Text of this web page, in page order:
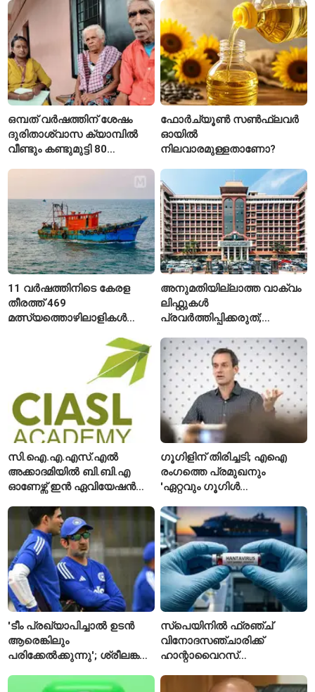
ഒമ്പത് വർഷത്തിന് ശേഷം
ദുരിതാശ്വാസ ക്യാമ്പിൽ
വീണ്ടും കണ്ടുമുട്ടി 80
ഫോർച്യൂൺ സൺഫ്ലവർ
ഓയിൽ
നിലവാരമുള്ളതാണോ?
11 വർഷത്തിനിടെ കേരള
തീരത്ത് 469
മത്സ്യത്തൊഴിലാളികൾ
കാണാതായി, 47,773 പേരെ
അനുമതിയില്ലാത്ത വാക്വം
ലിഫ്റ്റുകൾ
പ്രവർത്തിപ്പിക്കരുത്;
അനുമതിയില്ലാത്ത
ലിഫ്റ്റുകൾക്ക്
ഹൈക്കോടതിയുടെ വിലക്ക്
സി.ഐ.എ.എസ്.എൽ
അക്കാദമിയിൽ ബി.ബി.എ
ഓണേഴ്സ് ഇൻ ഏവിയേഷൻ
ഈമാസം 12 വരെ
ഗൂഗിളിന് തിരിച്ചടി; എഐ
രംഗത്തെ പ്രമുഖനും
'ഏറ്റവും ഗൂഗിൾ
വിശേഷിപ്പിക്കപ്പെട്ട
ഗവേഷകൻ രാജിവെച്ചു
'ടീം പ്രഖ്യാപിച്ചാൽ ഉടൻ
ആരെങ്കിലും
പരിക്കേൽക്കുന്നു'; ശ്രീലങ്കൻ
ടീമിനെ കുറിച്ച് മുൻതാരം
സ്പെയിനിൽ ഫ്രഞ്ച്
വിനോദസഞ്ചാരിക്ക്
ഹാന്റാവൈറസ്
ഐസൊലേഷനിൽ